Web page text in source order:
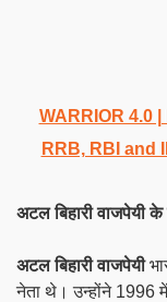
WARRIOR 4.0
RRB, RBI and
अटल बिहारी वाजपेयी के
अटल बिहारी वाजपेयी
नेता थे। उन्होंने